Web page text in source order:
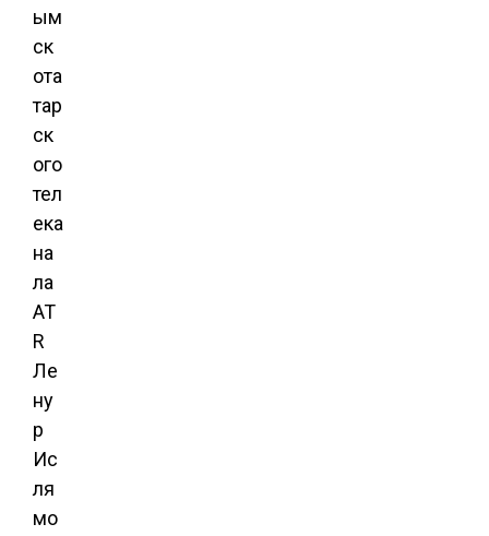
ым
ск
ота
тар
ск
ого
тел
ека
на
ла
AT
R
Ле
ну
р
Ис
ля
мо